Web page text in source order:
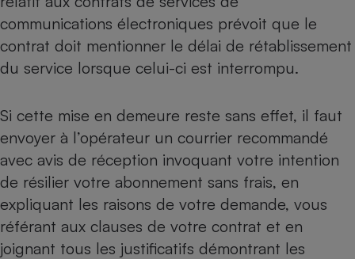
communications électroniques prévoit que le
contrat doit mentionner le délai de rétablissement
du service lorsque celui-ci est interrompu.
Si cette mise en demeure reste sans effet, il faut
envoyer à l’opérateur un courrier recommandé
avec avis de réception invoquant votre intention
de résilier votre abonnement sans frais, en
expliquant les raisons de votre demande, vous
référant aux clauses de votre contrat et en
joignant tous les justificatifs démontrant les